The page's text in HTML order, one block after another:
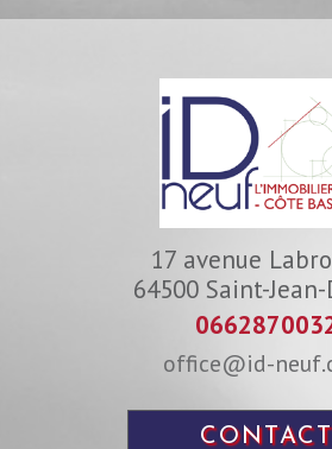
17 avenue
64500 Saint-
office@id-
CONTACT